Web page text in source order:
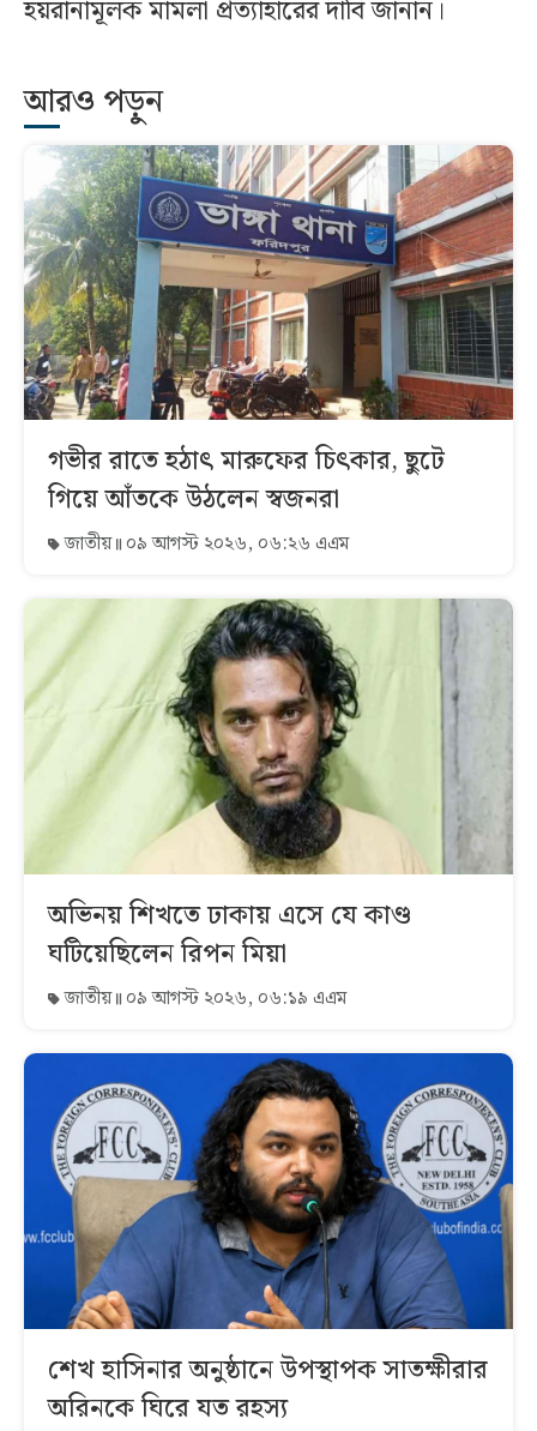
হয়রানামূলক মামলা প্রত্যাহারের দাবি জানান।
আরও পড়ুন
গভীর রাতে হঠাৎ মারুফের চিৎকার, ছুটে
গিয়ে আঁতকে উঠলেন স্বজনরা
জাতীয় ০৯ আগস্ট ২০২৬, ০৬:২৬ এএম
অভিনয় শিখতে ঢাকায় এসে যে কাণ্ড
ঘটিয়েছিলেন রিপন মিয়া
জাতীয় ০৯ আগস্ট ২০২৬, ০৬:১৯ এএম
শেখ হাসিনার অনুষ্ঠানে উপস্থাপক সাতক্ষীরার
অরিনকে ঘিরে যত রহস্য